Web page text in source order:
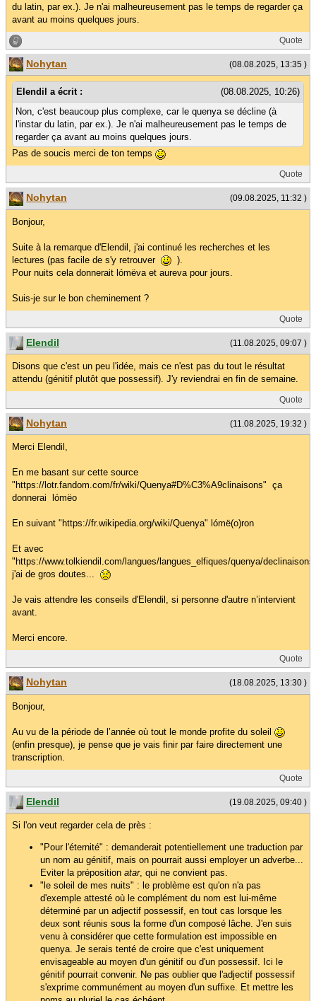
du latin, par ex.). Je n'ai malheureusement pas le temps de regarder ça
avant au moins quelques jours.
Quote
(08.08.2025, 13:35 )
Nohytan
(08.08.2025, 10:26)
Elendil a écrit :
Non, c'est beaucoup plus complexe, car le quenya se décline (à
l'instar du latin, par ex.). Je n'ai malheureusement pas le temps de
regarder ça avant au moins quelques jours.
Pas de soucis merci de ton temps
Quote
(09.08.2025, 11:32 )
Nohytan
Bonjour,
Suite à la remarque d'Elendil, j'ai continué les recherches et les
lectures (pas facile de s'y retrouver
).
Pour nuits cela donnerait lómëva et aureva pour jours.
Suis-je sur le bon cheminement ?
Quote
(11.08.2025, 09:07 )
Elendil
Disons que c'est un peu l'idée, mais ce n'est pas du tout le résultat
attendu (génitif plutôt que possessif). J'y reviendrai en fin de semaine.
Quote
(11.08.2025, 19:32 )
Nohytan
Merci Elendil,
En me basant sur cette source
"https://lotr.fandom.com/fr/wiki/Quenya#D%C3%A9clinaisons" ça
donnerai lómëo
En suivant "https://fr.wikipedia.org/wiki/Quenya" lómë(o)ron
Et avec
"https://www.tolkiendil.com/langues/langues_elfiques/quenya/
j'ai de gros doutes...
Je vais attendre les conseils d'Elendil, si personne d'autre n’intervient
avant.
Merci encore.
Quote
(18.08.2025, 13:30 )
Nohytan
Bonjour,
Au vu de la période de l’année où tout le monde profite du soleil
(enfin presque), je pense que je vais finir par faire directement une
transcription.
Quote
(19.08.2025, 09:40 )
Elendil
Si l'on veut regarder cela de près :
"Pour l'éternité" : demanderait potentiellement une traduction par
un nom au génitif, mais on pourrait aussi employer un adverbe...
Eviter la préposition atar, qui ne convient pas.
"le soleil de mes nuits" : le problème est qu'on n'a pas
d'exemple attesté où le complément du nom est lui-même
déterminé par un adjectif possessif, en tout cas lorsque les
deux sont réunis sous la forme d'un composé lâche. J'en suis
venu à considérer que cette formulation est impossible en
quenya. Je serais tenté de croire que c'est uniquement
envisageable au moyen d'un génitif ou d'un possessif. Ici le
génitif pourrait convenir. Ne pas oublier que l'adjectif possessif
s'exprime communément au moyen d'un suffixe. Et mettre les